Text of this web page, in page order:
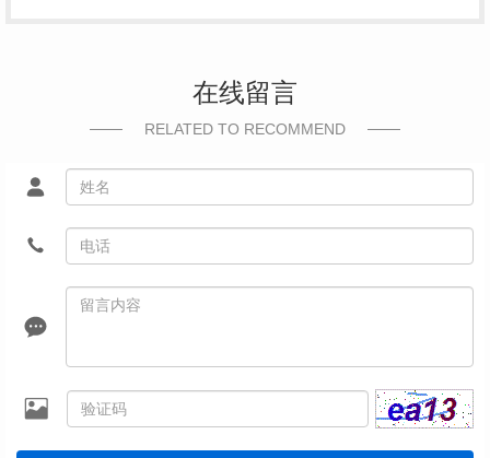
在线留言
RELATED TO RECOMMEND